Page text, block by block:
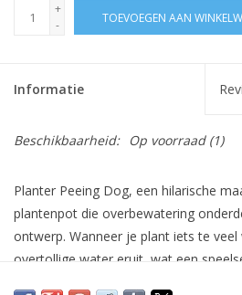
+
-
TOEVOEGEN AAN
Informatie
Beschikbaarheid: Op voorraad(1)
Planter Peeing Dog, een hilarische
plantenpot die overbewatering
ontwerp. Wanneer je plant iets te
overtollige water eruit, wat een